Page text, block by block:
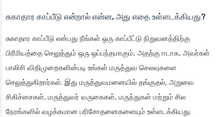
சுகாதார காப்பீடு என்றால் என்ன, அது எதை உள்ளடக்கியது?
சுகாதார காப்பீடு என்பது நீங்கள் ஒரு காப்பீட்டு நிறுவனத்திற்கு
பிரீமியத்தை செலுத்தும் ஒரு ஒப்பந்தமாகும், அதற்கு ஈடாக, அவர்கள்
பாலிசி விதிமுறைகளின்படி உங்கள் மருத்துவ செலவுகளை
செலுத்துகிறார்கள். இது மருத்துவமனையில் தங்குதல், அறுவை
சிகிச்சைகள், மருத்துவர் வருகைகள், மருந்துகள் மற்றும் சில
நேரங்களில் வழக்கமான பரிசோதனைகளையும் உள்ளடக்கியது.